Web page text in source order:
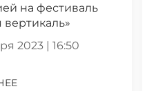
на фестиваль
вертикаль»
2023 | 16:50